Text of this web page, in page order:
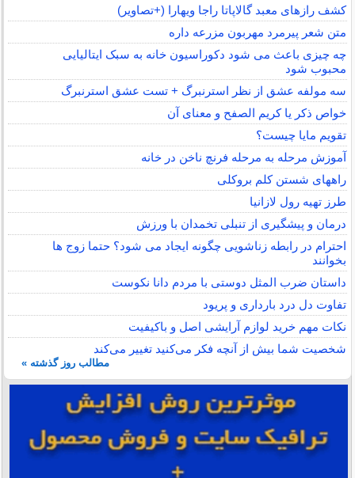
کشف رازهای معبد گالاپاتا راجا ویهارا (+تصاویر)
متن شعر پیرمرد مهربون مزرعه داره
چه چیزی باعث می شود دکوراسیون خانه به سبک ایتالیایی
محبوب شود
سه مولفه عشق از نظر استرنبرگ + تست عشق استرنبرگ
خواص ذکر یا کریم الصفح و معنای آن
تقویم مایا چیست؟
آموزش مرحله به مرحله فرنچ ناخن در خانه
راههای شستن کلم بروکلی
طرز تهیه رول لازانیا
درمان و پیشگیری از تنبلی تخمدان با ورزش
احترام در رابطه زناشویی چگونه ایجاد می شود؟ حتما زوج ها
بخوانند
داستان ضرب المثل دوستی با مردم دانا نكوست
تفاوت دل درد بارداری و پریود
نکات مهم خرید لوازم آرایشی اصل و باکیفیت
شخصیت شما بیش از آنچه فکر می‌کنید تغییر می‌کند
مطالب روز گذشته »